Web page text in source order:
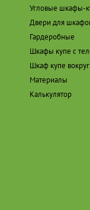
Угловые шкафы-
Двери для
Гардеробные
Шкафы купе с
Шкаф купе
Материалы
Калькулятор